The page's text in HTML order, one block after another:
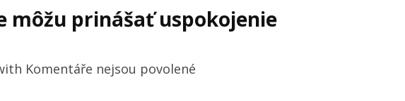
môžu prinášať uspokojenie
Komentáře nejsou povolenéu